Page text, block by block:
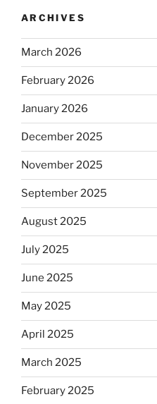
ARCHIVES
March 2026
February 2026
January 2026
December 2025
November 2025
September 2025
August 2025
July 2025
June 2025
May 2025
April 2025
March 2025
February 2025